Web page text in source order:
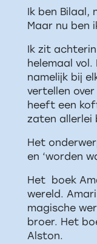
Ik ben Bilaal,
Maar nu ben
Ik zit
helemaal
namelijk bij
vertellen
heeft een
zaten allerlei
Het
en ‘worden
Het boek
wereld.
magische
broer. Het
Alston.